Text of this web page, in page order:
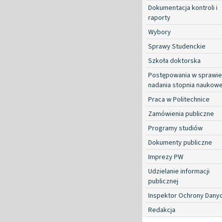
Dokumentacja kontroli i
raporty
Wybory
Sprawy Studenckie
Szkoła doktorska
Postępowania w sprawie
nadania stopnia
Praca w Politechnice
Zamówienia publiczne
Programy studiów
Dokumenty publiczne
Imprezy PW
Udzielanie informacji
publicznej
Inspektor Ochrony
Redakcja